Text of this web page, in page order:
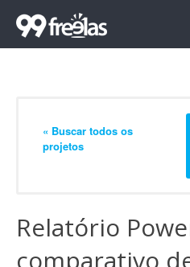
« Buscar todos os
projetos
Relatório
comparativo